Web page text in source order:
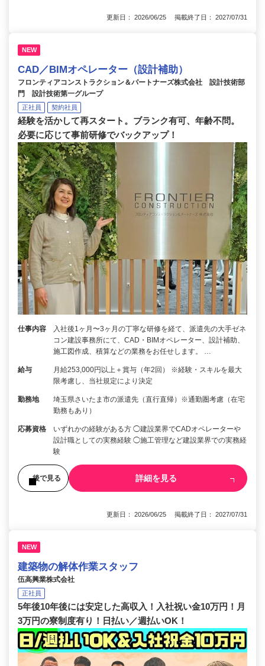
更新日： 2026/06/25 掲載終了日： 2027/07/31
NEW
CAD／BIMオペレーター（設計補助）
フロンティアコンストラクション＆パートナーズ株式会社 設計技術部
門 設計技術第一グループ
正社員 契約社員
経験を活かして再スタート。ブランク有可、年齢不問。
必要に応じて事前研修でバックアップ！
仕事内容
入社後1ヶ月〜3ヶ月の丁寧な研修を経て、派遣先の大手ゼネ
コン建設事務所にて、CAD・BIMオペレーター、設計補助、
施工図作成、積算などの業務をお任せします。 …
給与
月給253,000円以上＋賞与（年2回） ※経験・スキルを最大
限考慮し、当社規定により決定
勤務地
埼玉県さいたま市の派遣先（直行直帰）※通勤圏考慮（在宅
勤務もあり）
応募資格
いずれかの経験がある方 ◯建設業界でCADオペレーターや
設計職としての実務経験 ◯施工管理など建設業界での実務経
験
後で見る 詳細を見る
更新日： 2026/06/25 掲載終了日： 2027/07/31
NEW
建築物の解体作業スタッフ
伍高興業株式会社
正社員
5年後10年後には安定した高収入！入社祝い金10万円！月
3万円の寮制度有り！日払い／週払いOK！